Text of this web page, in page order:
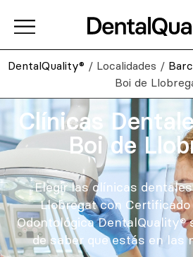
DentalQuality® / Localidades /
Boi de
Clínicas
Boi de
Elegir las clínicas
Llobregat con Certificado
Odontológica DentalQuality®
de saber que estás en las